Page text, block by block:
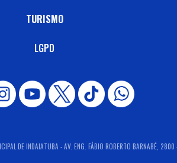
TURISMO
LGPD
DE INDAIATUBA - AV. ENG. FÁBIO ROBERTO BARNABÉ,